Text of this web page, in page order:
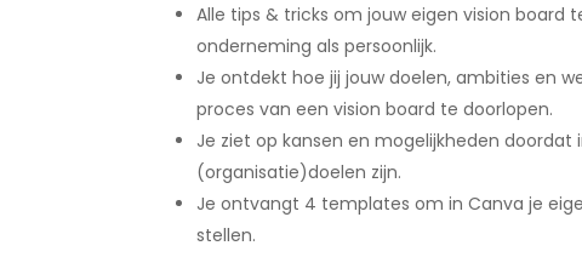
Alle tips & tricks om jouw eigen vision board
onderneming als persoonlijk.
Je ontdekt hoe jij jouw doelen, ambities en
proces van een vision board te doorlopen.
Je ziet op kansen en mogelijkheden doordat
(organisatie)doelen zijn.
Je ontvangt 4 templates om in Canva je
stellen.